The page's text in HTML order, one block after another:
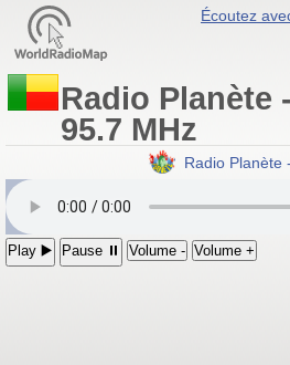
Écoutez
Radio Planète
95.7 MHz
Radio Planète
Play ▶️ Pause ⏸ Volume - Volume +